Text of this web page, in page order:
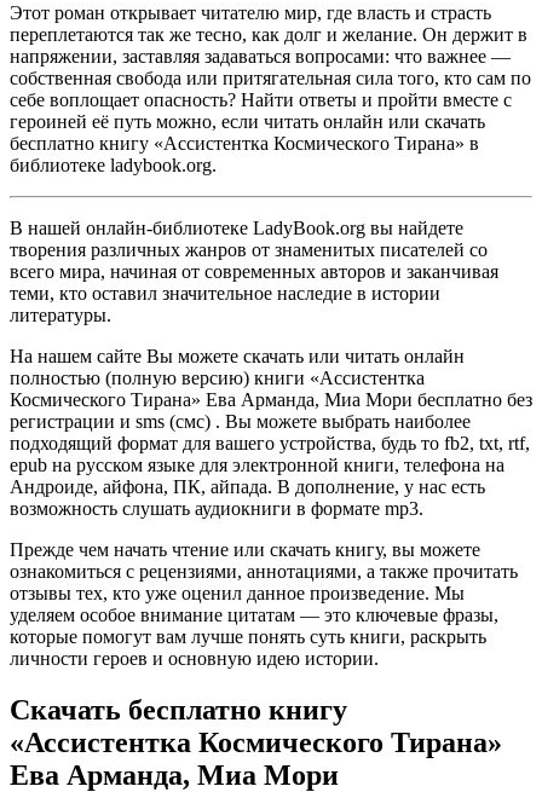
Этот роман открывает читателю мир, где власть и страсть
переплетаются так же тесно, как долг и желание. Он держит в
напряжении, заставляя задаваться вопросами: что важнее —
собственная свобода или притягательная сила того, кто сам по
себе воплощает опасность? Найти ответы и пройти вместе с
героиней её путь можно, если читать онлайн или скачать
бесплатно книгу «Ассистентка Космического Тирана» в
библиотеке ladybook.org.
В нашей онлайн-библиотеке LadyBook.org вы найдете
творения различных жанров от знаменитых писателей со
всего мира, начиная от современных авторов и заканчивая
теми, кто оставил значительное наследие в истории
литературы.
На нашем сайте Вы можете скачать или читать онлайн
полностью (полную версию) книги «Ассистентка
Космического Тирана» Ева Арманда, Миа Мори бесплатно без
регистрации и sms (смс) . Вы можете выбрать наиболее
подходящий формат для вашего устройства, будь то fb2, txt, rtf,
epub на русском языке для электронной книги, телефона на
Андроиде, айфона, ПК, айпада. В дополнение, у нас есть
возможность слушать аудиокниги в формате mp3.
Прежде чем начать чтение или скачать книгу, вы можете
ознакомиться с рецензиями, аннотациями, а также прочитать
отзывы тех, кто уже оценил данное произведение. Мы
уделяем особое внимание цитатам — это ключевые фразы,
которые помогут вам лучше понять суть книги, раскрыть
личности героев и основную идею истории.
Скачать бесплатно книгу
«Ассистентка Космического Тирана»
Ева Арманда, Миа Мори